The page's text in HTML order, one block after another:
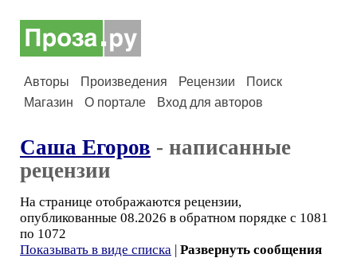
Авторы Произведения Рецензии
Поиск
Магазин
О портале Вход для авторов
Саша Егоров - написанные
рецензии
На странице отображаются рецензии,
опубликованные 08.2026 в обратном порядке с 1081
по 1072
Показывать в виде списка | Развернуть сообщения